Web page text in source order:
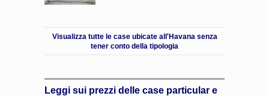
Visualizza tutte le case ubicate all'Havana senza
tener conto della tipologia
Leggi sui prezzi delle case particular e